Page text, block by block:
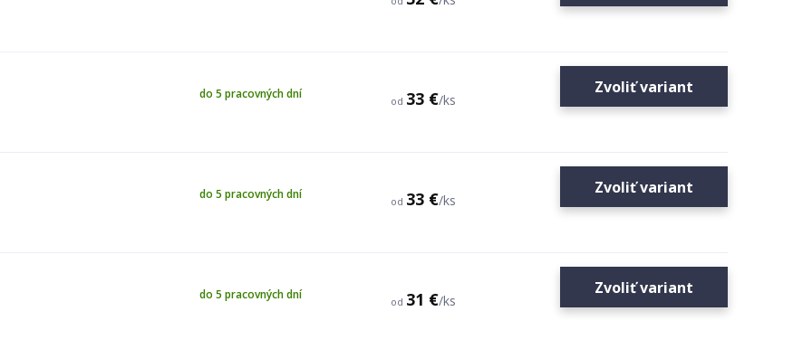
od 33 €/ks
do 5 pracovných dní Zvoliť variant
od 33 €/ks
do 5 pracovných dní Zvoliť variant
od 31 €/ks
do 5 pracovných dní Zvoliť variant